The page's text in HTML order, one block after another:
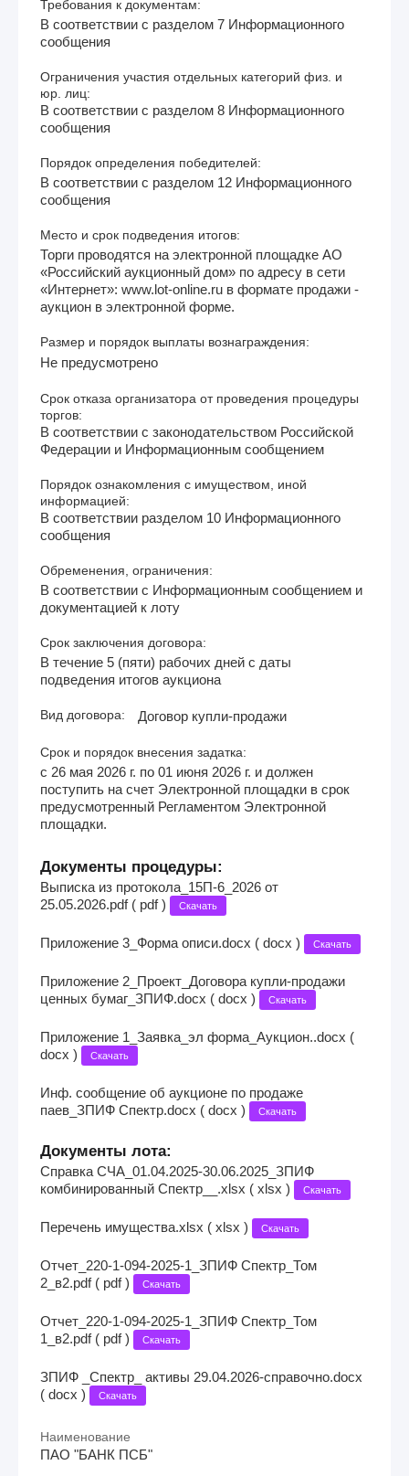
Требования к документам:
В соответствии с разделом 7 Информационного
сообщения
Ограничения участия отдельных категорий физ. и
юр. лиц:
В соответствии с разделом 8 Информационного
сообщения
Порядок определения победителей:
В соответствии с разделом 12 Информационного
сообщения
Место и срок подведения итогов:
Торги проводятся на электронной площадке АО
«Российский аукционный дом» по адресу в сети
«Интернет»: www.lot-online.ru в формате продажи -
аукцион в электронной форме.
Размер и порядок выплаты вознаграждения:
Не предусмотрено
Срок отказа организатора от проведения процедуры
торгов:
В соответствии с законодательством Российской
Федерации и Информационным сообщением
Порядок ознакомления с имуществом, иной
информацией:
В соответствии разделом 10 Информационного
сообщения
Обременения, ограничения:
В соответствии с Информационным сообщением и
документацией к лоту
Срок заключения договора:
В течение 5 (пяти) рабочих дней с даты
подведения итогов аукциона
Вид договора: Договор купли-продажи
Срок и порядок внесения задатка:
с 26 мая 2026 г. по 01 июня 2026 г. и должен
поступить на счет Электронной площадки в срок
предусмотренный Регламентом Электронной
площадки.
Документы процедуры:
Выписка из протокола_15П-6_2026 от
25.05.2026.pdf ( pdf )
Скачать
Приложение 3_Форма описи.docx ( docx ) Скачать
Приложение 2_Проект_Договора купли-продажи
ценных бумаг_ЗПИФ.docx ( docx )
Скачать
Приложение 1_Заявка_эл форма_Аукцион..docx (
docx )
Скачать
Инф. сообщение об аукционе по продаже
паев_ЗПИФ Спектр.docx ( docx )
Скачать
Документы лота:
Справка СЧА_01.04.2025-30.06.2025_ЗПИФ
комбинированный Спектр__.xlsx ( xlsx )
Скачать
Перечень имущества.xlsx ( xlsx ) Скачать
Отчет_220-1-094-2025-1_ЗПИФ Спектр_Том
2_в2.pdf ( pdf )
Скачать
Отчет_220-1-094-2025-1_ЗПИФ Спектр_Том
1_в2.pdf ( pdf )
Скачать
ЗПИФ _Спектр_ активы 29.04.2026-справочно.docx
( docx )
Скачать
Наименование
ПАО "БАНК ПСБ"